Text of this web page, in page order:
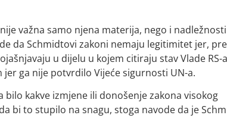
važna samo njena materija, nego i
da Schmidtovi zakoni nemaju legitimitet jer,
u dijelu u kojem citiraju stav Vlade RS-
ga nije potvrdilo Vijeće sigurnosti UN-a.
kakve izmjene ili donošenje zakona visokog
bi to stupilo na snagu, stoga navode da je